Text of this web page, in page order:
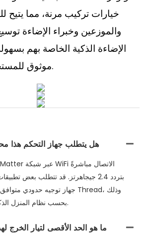
خيارات تركيب مرنة، مما يتيح
والموزعين وخبراء الإضاءة
الإضاءة الذكية الخاصة بهم
موثوق للمستخدمين النهائيين.
هل يتطلب جهاز التحكم هذا
بحسب نظام المنزل الذكي المستخدم.
ما هو الحد الأقصى لتيار الخرج